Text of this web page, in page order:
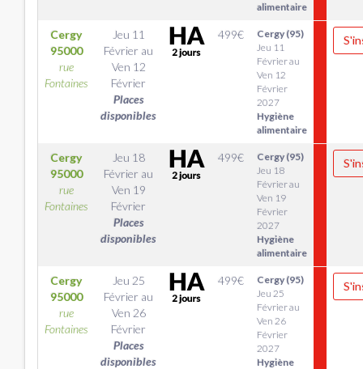
alimentaire
Cergy
95000
rue
Fontaines
Jeu 11
Février au
Ven 12
Février
Places
disponibles
499€
Cergy (95)
Jeu 11
Février au
Ven 12
Février
2027
Hygiène
alimentaire
Cergy
95000
rue
Fontaines
Jeu 18
Février au
Ven 19
Février
Places
disponibles
499€
Cergy (95)
Jeu 18
Février au
Ven 19
Février
2027
Hygiène
alimentaire
Cergy
95000
rue
Fontaines
Jeu 25
Février au
Ven 26
Février
Places
disponibles
499€
Cergy (95)
Jeu 25
Février au
Ven 26
Février
2027
Hygiène